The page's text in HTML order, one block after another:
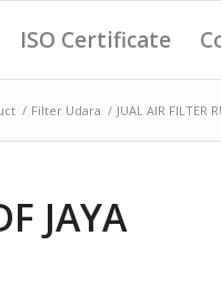
ISO Certificate
/ Filter Udara / JUAL AIR FILTER
JAYA